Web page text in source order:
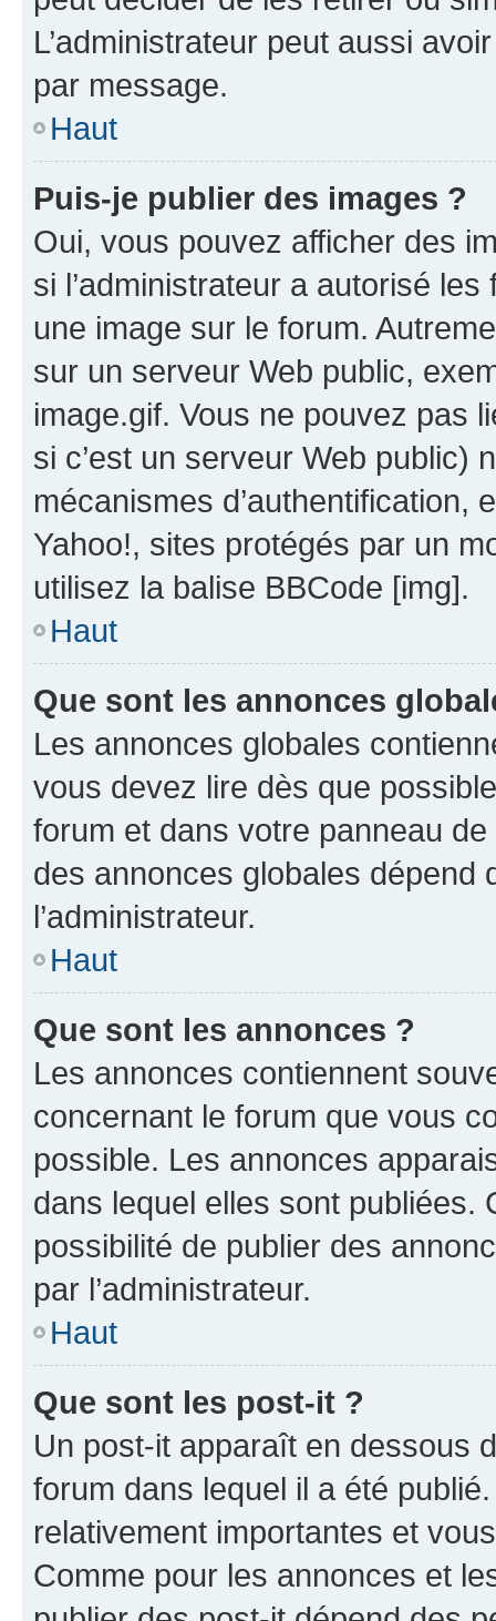
L’administrateur peut aussi
par message.
Haut
Puis-je publier des images ?
Oui, vous pouvez afficher des
si l’administrateur a autorisé
une image sur le forum.
sur un serveur Web public,
image.gif. Vous ne pouvez pas
si c’est un serveur Web public)
mécanismes d’authentification,
Yahoo!, sites protégés par un
utilisez la balise BBCode [img].
Haut
Que sont les annonces
Les annonces globales
vous devez lire dès que
forum et dans votre panneau
des annonces globales dépend
l’administrateur.
Haut
Que sont les annonces ?
Les annonces contiennent
concernant le forum que vous
possible. Les annonces
dans lequel elles sont publiées.
possibilité de publier des
par l’administrateur.
Haut
Que sont les post-it ?
Un post-it apparaît en dessous
forum dans lequel il a été
relativement importantes et
Comme pour les annonces et